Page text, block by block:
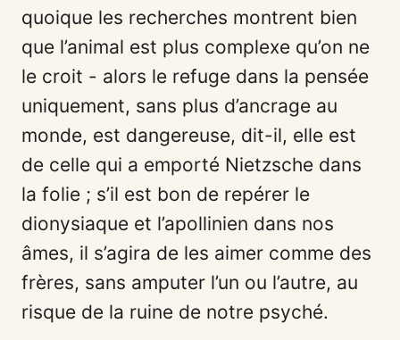
quoique les recherches montrent bien
que l’animal est plus complexe qu’on ne
le croit - alors le refuge dans la pensée
uniquement, sans plus d’ancrage au
monde, est dangereuse, dit-il, elle est
de celle qui a emporté Nietzsche dans
la folie ; s’il est bon de repérer le
dionysiaque et l’apollinien dans nos
âmes, il s’agira de les aimer comme des
frères, sans amputer l’un ou l’autre, au
risque de la ruine de notre psyché.